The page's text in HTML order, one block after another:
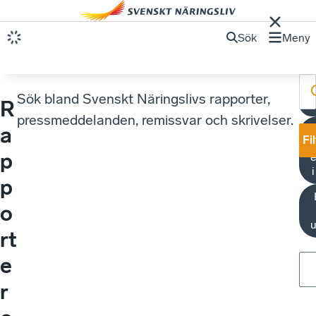
Sök Meny
R
a
p
p
o
rt
e
r
Sök bland Svenskt Näringslivs rapporter,
pressmeddelanden, remissvar och skrivelser.